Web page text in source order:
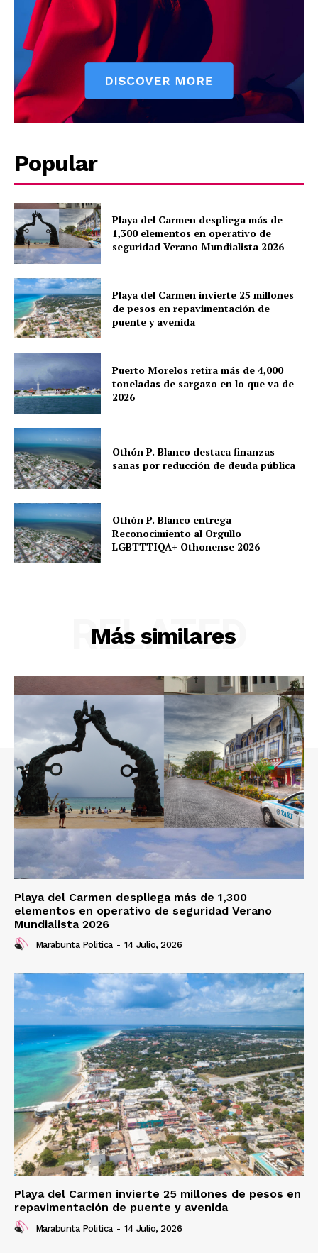
SUBSCRIBE NOW
About
Contact us
Subscription Plans
My account
Quintana Roo
Cancún
Chetumal
Playa del Carmen
Puerto Morelos
Popular
Playa del Carmen despliega más de
1,300 elementos en operativo de
seguridad Verano Mundialista 2026
Playa del Carmen invierte 25 millones
de pesos en repavimentación de
puente y avenida
Puerto Morelos retira más de 4,000
toneladas de sargazo en lo que va de
2026
Othón P. Blanco destaca finanzas
sanas por reducción de deuda pública
Othón P. Blanco entrega
Reconocimiento al Orgullo
LGBTTTIQA+ Othonense 2026
Más similares
RELATED
Playa del Carmen despliega más de 1,300
elementos en operativo de seguridad Verano
Mundialista 2026
Marabunta Politica - 14 Julio, 2026
Playa del Carmen invierte 25 millones de pesos en
repavimentación de puente y avenida
Marabunta Politica - 14 Julio, 2026